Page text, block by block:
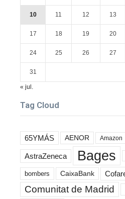
10 11 12 13
17 18 19 20
24 25 26 27
31
« jul.
Tag Cloud
65YMÁS AENOR Amazon
AstraZeneca Bages
bombers CaixaBank
Comunitat de Madrid